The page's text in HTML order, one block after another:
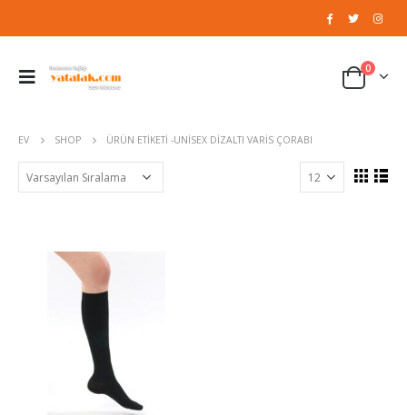
0
EV SHOP ÜRÜN ETIKETI -UNISEX DIZALTI VARIS ÇORABI